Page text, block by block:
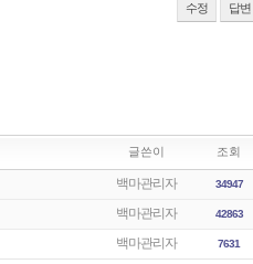
수정 답변
글쓴이 조회
백마관리자 34947
백마관리자 42863
백마관리자 7631